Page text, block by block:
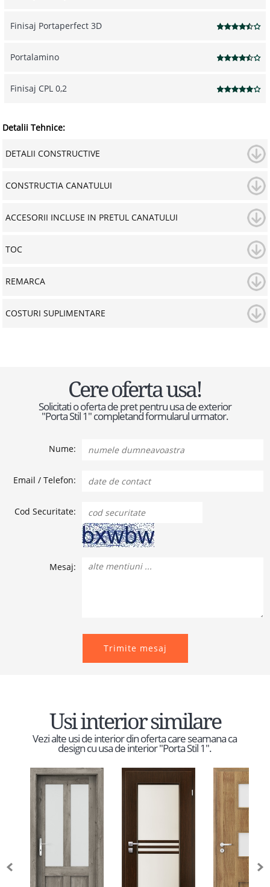
Finisaj Portaperfect 3D
Portalamino
Finisaj CPL 0,2
Detalii Tehnice:
DETALII CONSTRUCTIVE
CONSTRUCTIA CANATULUI
ACCESORII INCLUSE IN PRETUL CANATULUI
TOC
REMARCA
COSTURI SUPLIMENTARE
Cere oferta usa!
Solicitati o oferta de pret pentru usa de exterior
"Porta Stil 1" completand formularul urmator.
Nume:
Email / Telefon:
Cod Securitate:
Mesaj:
Trimite mesaj
Usi interior similare
Vezi alte usi de interior din oferta care seamana ca
design cu usa de interior "Porta Stil 1".